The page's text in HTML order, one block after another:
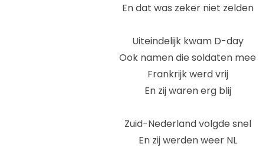
En dat was zeker niet zelden
Uiteindelijk kwam D-day
Ook namen die soldaten mee
Frankrijk werd vrij
En zij waren erg blij
Zuid-Nederland volgde snel
En zij werden weer NL